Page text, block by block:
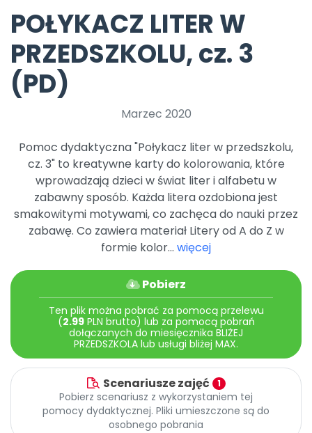
Promocje
POŁYKACZ LITER W
PRZEDSZKOLU, cz. 3
(PD)
Marzec 2020
Pomoc dydaktyczna "Połykacz liter w przedszkolu,
cz. 3" to kreatywne karty do kolorowania, które
wprowadzają dzieci w świat liter i alfabetu w
zabawny sposób. Każda litera ozdobiona jest
smakowitymi motywami, co zachęca do nauki przez
zabawę. Co zawiera materiał Litery od A do Z w
formie kolor... więcej
Pobierz
Ten plik można pobrać za pomocą przelewu
(2.99PLN brutto) lub za pomocą pobrań
dołączanych do miesięcznika BLIŻEJ
PRZEDSZKOLA lub usługi bliżej MAX.
Scenariusze zajęć 1
Pobierz scenariusz z wykorzystaniem tej
pomocy dydaktycznej. Pliki umieszczone są do
osobnego pobrania